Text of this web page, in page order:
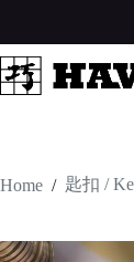
content
Home / 匙扣 /